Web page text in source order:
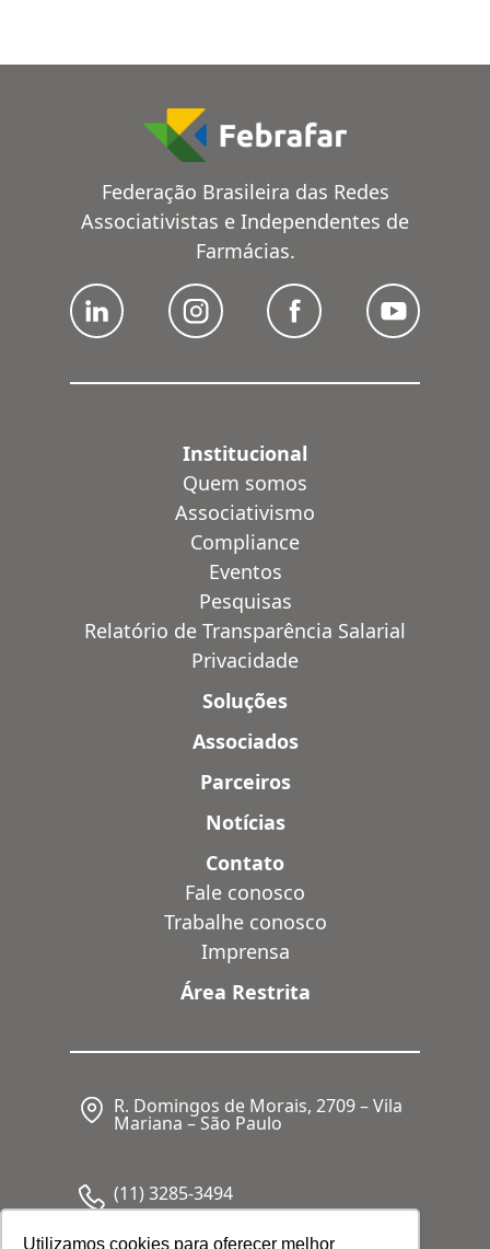
Utilizamos cookies para oferecer melhor
Federação Brasileira das Redes
Associativistas e Independentes de
Farmácias.
Institucional
Quem somos
Associativismo
Compliance
Eventos
Pesquisas
Relatório de Transparência Salarial
Privacidade
Soluções
Associados
Parceiros
Notícias
Contato
Fale conosco
Trabalhe conosco
Imprensa
Área Restrita
R. Domingos de Morais, 2709 – Vila
Mariana – São Paulo
(11) 3285-3494